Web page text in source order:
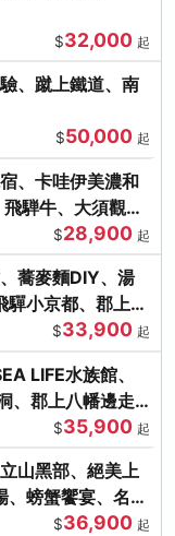
$32,000 起
、蹴上鐵道、南
$50,000 起
、卡哇伊美濃和
騨牛、大須觀音
$28,900 起
蕎麥麵DIY、湯
驒小京都、郡上八
$33,900 起
LIFE水族館、
、郡上八幡邊走
$35,900 起
山黑部、絕美上
螃蟹饗宴、名湯
$36,900 起